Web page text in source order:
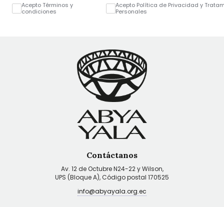
Acepto Términos y
condiciones
Acepto Política de Privacidad y
Personales
Contáctanos
Av. 12 de Octubre N24-22 y Wilson,
UPS (Bloque A), Código postal 170525
info@abyayala.org.ec